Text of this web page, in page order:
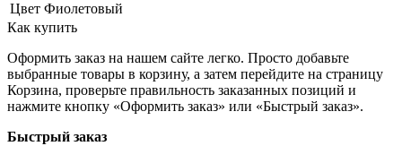
Цвет Фиолетовый
Как купить
Оформить заказ на нашем сайте легко. Просто добавьте
выбранные товары в корзину, а затем перейдите на страницу
Корзина, проверьте правильность заказанных позиций и
нажмите кнопку «Оформить заказ» или «Быстрый заказ».
Быстрый заказ